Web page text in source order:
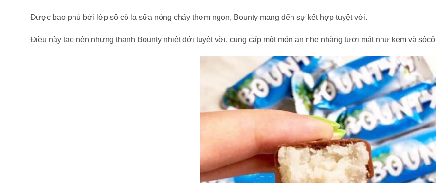
Được bao phủ bởi lớp sô cô la sữa nóng chảy thơm ngon, Bounty mang đến sự kết hợp tuyệt vời.
Điều này tạo nên những thanh Bounty nhiệt đới tuyệt vời, cung cấp một món ăn nhẹ nhàng tươi mát như kem và